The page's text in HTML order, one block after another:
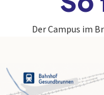
Der Campus im